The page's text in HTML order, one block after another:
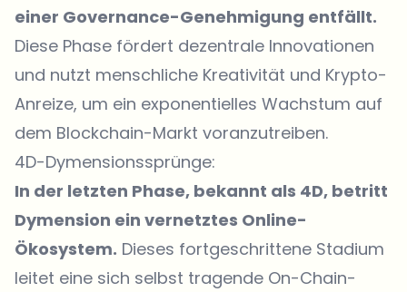
einer Governance-Genehmigung entfällt.
Diese Phase fördert dezentrale Innovationen
und nutzt menschliche Kreativität und Krypto-
Anreize, um ein exponentielles Wachstum auf
dem Blockchain-Markt voranzutreiben.
4D-Dymensionssprünge:
In der letzten Phase, bekannt als 4D, betritt
Dymension ein vernetztes Online-
Ökosystem. Dieses fortgeschrittene Stadium
leitet eine sich selbst tragende On-Chain-